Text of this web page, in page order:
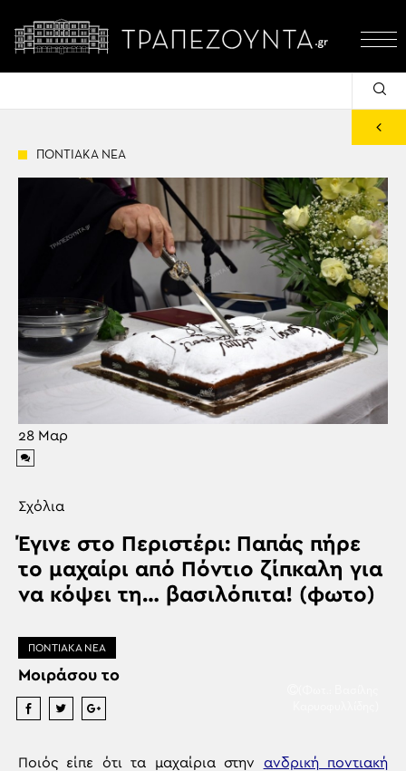
ΠΟΝΤΙΑΚΑ ΝΕΑ
28 Μαρ
Σχόλια
Έγινε στο Περιστέρι: Παπάς πήρε
το μαχαίρι από Πόντιο ζίπκαλη για
να κόψει τη… βασιλόπιτα! (φωτο)
ΠΟΝΤΙΑΚΑ ΝΕΑ
Μοιράσου το
Ποιός είπε ότι τα μαχαίρια στην ανδρική ποντιακή